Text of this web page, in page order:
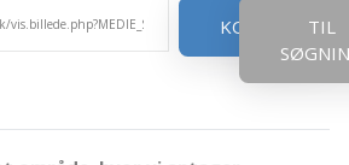
KOPIER
TIL